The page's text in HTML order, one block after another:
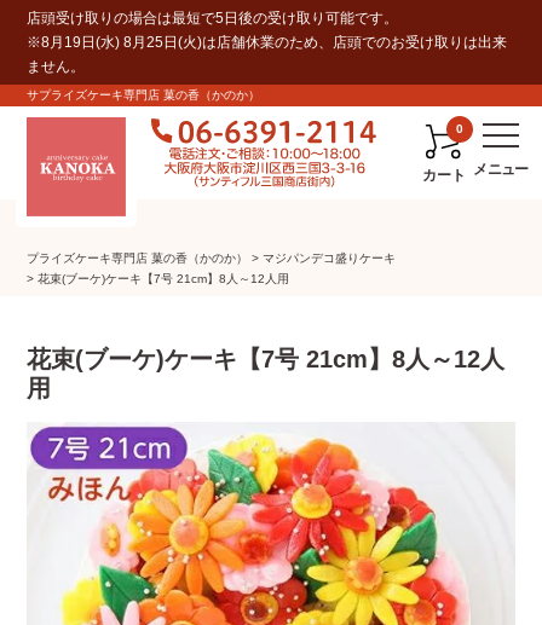
店頭受け取りの場合は最短で5日後の受け取り可能です。
※8月19日(水) 8月25日(火)は店舗休業のため、店頭でのお受け取りは出来
ません。
サプライズケーキ専門店 菓の香（かのか）
0
カート
プライズケーキ専⾨店 菓の⾹（かのか）
マジパンデコ盛りケーキ
花束(ブーケ)ケーキ【7号 21cm】8人～12人用
花束(ブーケ)ケーキ【7号 21cm】8人～12人
用